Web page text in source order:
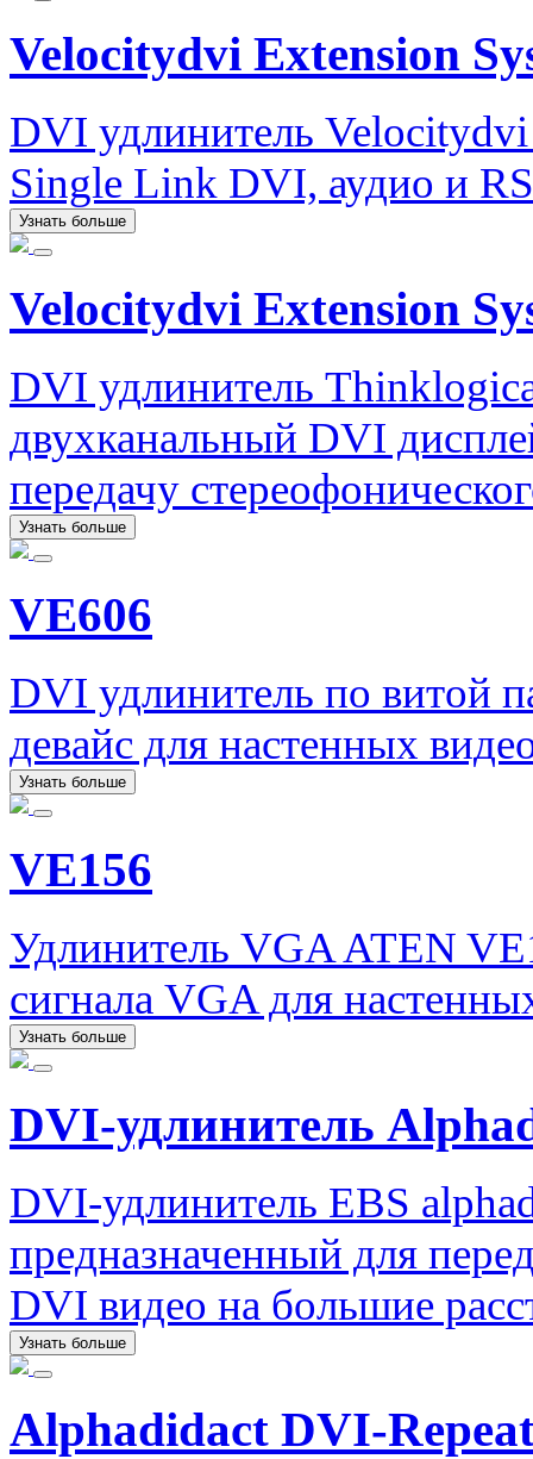
Velocitydvi Extension
DVI удлинитель Velocitydvi
Single Link DVI, аудио и
Узнать больше
Velocitydvi Extension
DVI удлинитель
двухканальный DVI
передачу
Узнать больше
VE606
DVI удлинитель по витой
девайс для настенных
Узнать больше
VE156
Удлинитель VGA ATEN
сигнала VGA для
Узнать больше
DVI-удлинитель
DVI-удлинитель EBS
предназначенный для
DVI видео на большие
Узнать больше
Alphadidact DVI-